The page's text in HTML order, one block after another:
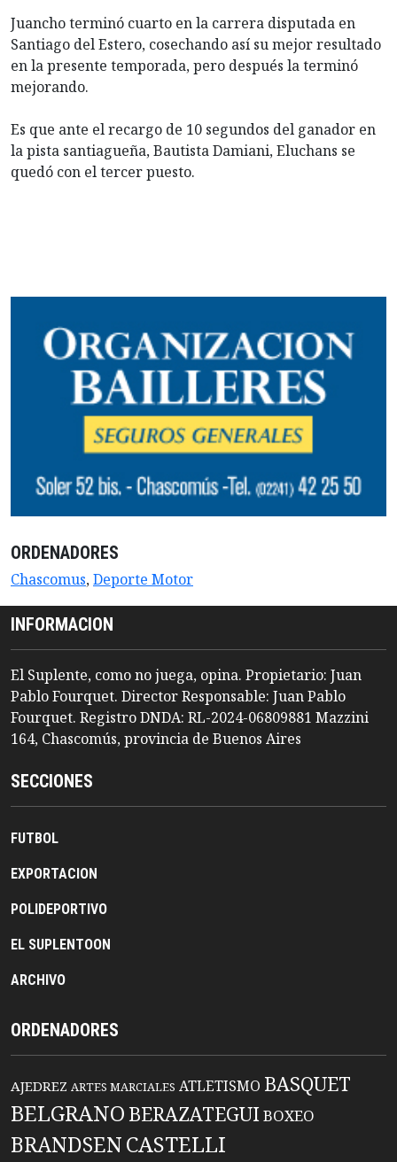
Juancho terminó cuarto en la carrera disputada en
Santiago del Estero, cosechando así su mejor resultado
en la presente temporada, pero después la terminó
mejorando.
Es que ante el recargo de 10 segundos del ganador en
la pista santiagueña, Bautista Damiani, Eluchans se
quedó con el tercer puesto.
ORDENADORES
Chascomus,Deporte Motor
INFORMACION
El Suplente, como no juega, opina. Propietario: Juan
Pablo Fourquet. Director Responsable: Juan Pablo
Fourquet. Registro DNDA: RL-2024-06809881 Mazzini
164, Chascomús, provincia de Buenos Aires
SECCIONES
FUTBOL
EXPORTACION
POLIDEPORTIVO
EL SUPLENTOON
ARCHIVO
ORDENADORES
AJEDREZ ARTES MARCIALES ATLETISMO BASQUET
BELGRANO BERAZATEGUIBOXEO
BRANDSENCASTELLI